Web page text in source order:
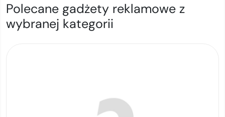
Polecane gadżety reklamowe z
wybranej kategorii